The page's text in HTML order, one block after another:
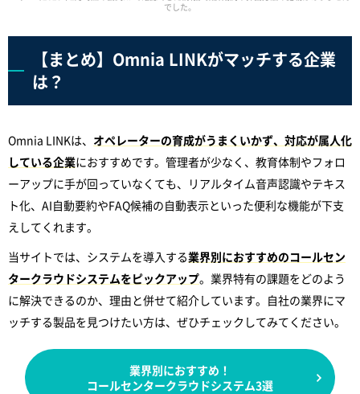
でした。
【まとめ】Omnia LINKがマッチする企業
は？
Omnia LINKは、 オペレーターの育成がうまくいかず、対応が属人化
している企業におすすめです。管理者が少なく、教育体制やフォロ
ーアップに手が回っていなくても、リアルタイム音声認識やテキス
ト化、AI自動要約やFAQ候補の自動表示といった便利な機能が下支
えしてくれます。
当サイトでは、システムを導入する業界別におすすめのコールセン
タークラウドシステムをピックアップ。業界特有の課題をどのよう
に解決できるのか、理由と併せて紹介しています。自社の業界にマ
ッチする製品を見つけたい方は、ぜひチェックしてみてください。
業界別におすすめ！
コールセンタークラウドシステム3選